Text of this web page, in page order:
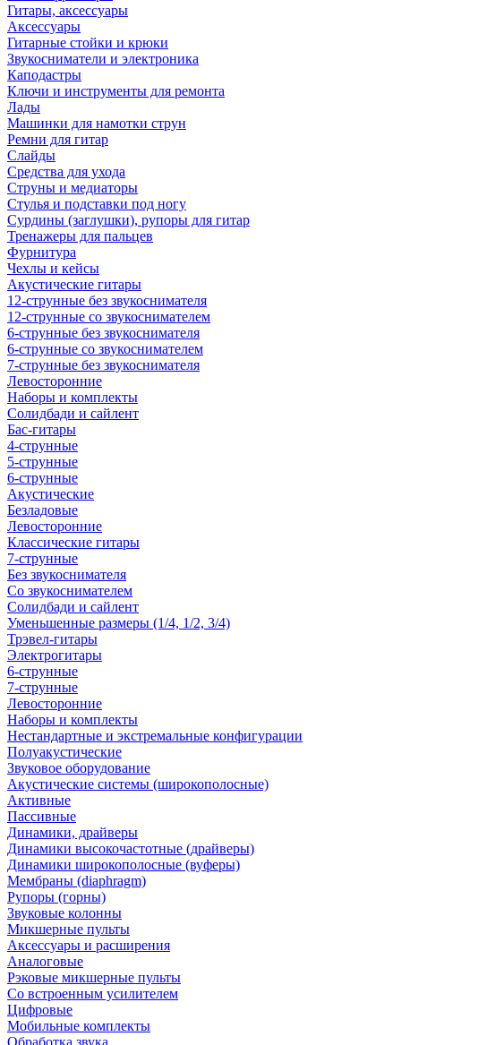
Гитары, аксессуары
Аксессуары
Гитарные стойки и крюки
Звукосниматели и электроника
Каподастры
Ключи и инструменты для ремонта
Лады
Машинки для намотки струн
Ремни для гитар
Слайды
Средства для ухода
Струны и медиаторы
Стулья и подставки под ногу
Сурдины (заглушки), рупоры для гитар
Тренажеры для пальцев
Фурнитура
Чехлы и кейсы
Акустические гитары
12-струнные без звукоснимателя
12-струнные со звукоснимателем
6-струнные без звукоснимателя
6-струнные со звукоснимателем
7-струнные без звукоснимателя
Левосторонние
Наборы и комплекты
Солидбади и сайлент
Бас-гитары
4-струнные
5-струнные
6-струнные
Акустические
Безладовые
Левосторонние
Классические гитары
7-струнные
Без звукоснимателя
Со звукоснимателем
Солидбади и сайлент
Уменьшенные размеры (1/4, 1/2, 3/4)
Трэвел-гитары
Электрогитары
6-струнные
7-струнные
Левосторонние
Наборы и комплекты
Нестандартные и экстремальные конфигурации
Полуакустические
Звуковое оборудование
Акустические системы (широкополосные)
Активные
Пассивные
Динамики, драйверы
Динамики высокочастотные (драйверы)
Динамики широкополосные (вуферы)
Мембраны (diaphragm)
Рупоры (горны)
Звуковые колонны
Микшерные пульты
Аксессуары и расширения
Аналоговые
Рэковые микшерные пульты
Со встроенным усилителем
Цифровые
Мобильные комплекты
Обработка звука